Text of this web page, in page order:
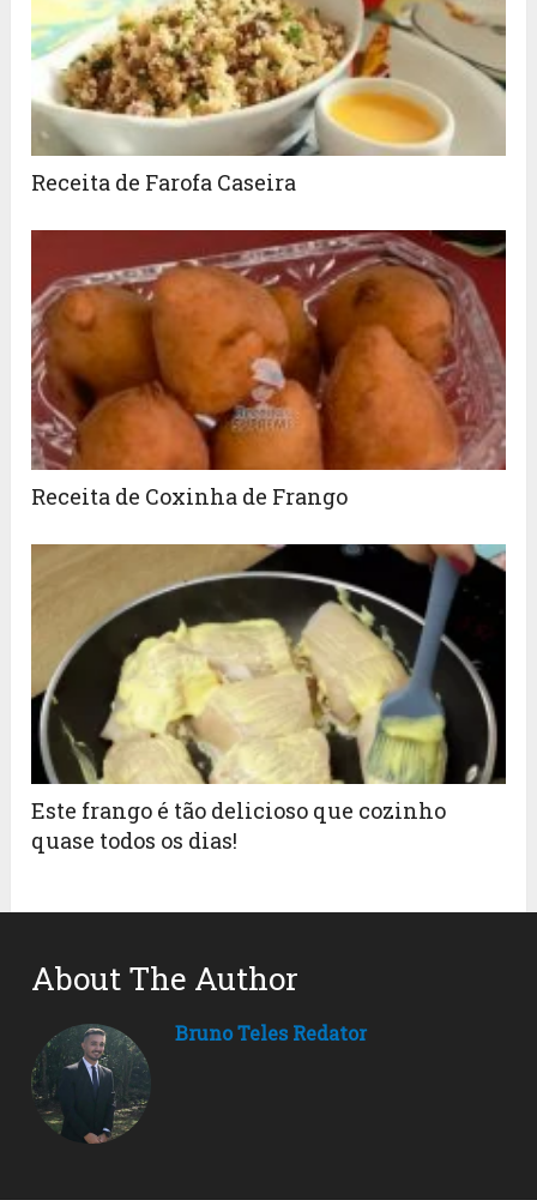
Receita de Farofa Caseira
Receita de Coxinha de Frango
Este frango é tão delicioso que cozinho
quase todos os dias!
About The Author
Bruno Teles Redator